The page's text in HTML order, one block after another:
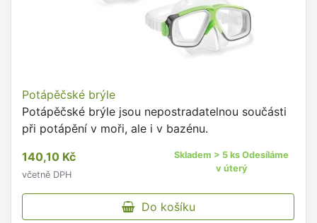
Potápěčské brýle
Potápěčské brýle jsou nepostradatelnou součásti
při potápění v moři, ale i v bazénu.
140,10 Kč
včetně DPH
Skladem > 5 ks Odesíláme
v úterý
Do košíku